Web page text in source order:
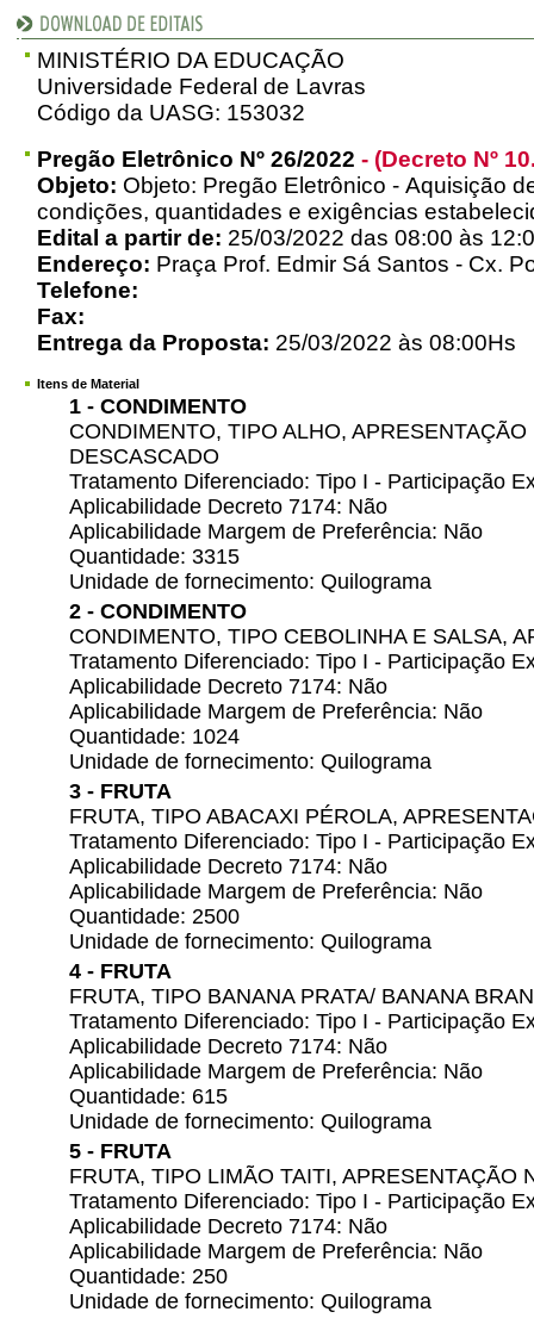
MINISTÉRIO DA EDUCAÇÃO
Universidade Federal de Lavras
Código da UASG: 153032
Pregão Eletrônico Nº 26/2022 - (Decreto Nº
Objeto: Objeto: Pregão Eletrônico - Aquisição
condições, quantidades e exigências
Edital a partir de: 25/03/2022 das 08:00 às
Endereço: Praça Prof. Edmir Sá Santos - Cx.
Telefone:
Fax:
Entrega da Proposta: 25/03/2022 às 08:00Hs
Itens de Material
1 - CONDIMENTO
CONDIMENTO, TIPO ALHO,
DESCASCADO
Tratamento Diferenciado: Tipo I - Participação
Aplicabilidade Decreto 7174: Não
Aplicabilidade Margem de Preferência: Não
Quantidade: 3315
Unidade de fornecimento: Quilograma
2 - CONDIMENTO
CONDIMENTO, TIPO CEBOLINHA E SALSA,
Tratamento Diferenciado: Tipo I - Participação
Aplicabilidade Decreto 7174: Não
Aplicabilidade Margem de Preferência: Não
Quantidade: 1024
Unidade de fornecimento: Quilograma
3 - FRUTA
FRUTA, TIPO ABACAXI PÉROLA,
Tratamento Diferenciado: Tipo I - Participação
Aplicabilidade Decreto 7174: Não
Aplicabilidade Margem de Preferência: Não
Quantidade: 2500
Unidade de fornecimento: Quilograma
4 - FRUTA
FRUTA, TIPO BANANA PRATA/ BANANA
Tratamento Diferenciado: Tipo I - Participação
Aplicabilidade Decreto 7174: Não
Aplicabilidade Margem de Preferência: Não
Quantidade: 615
Unidade de fornecimento: Quilograma
5 - FRUTA
FRUTA, TIPO LIMÃO TAITI, APRESENTAÇÃO
Tratamento Diferenciado: Tipo I - Participação
Aplicabilidade Decreto 7174: Não
Aplicabilidade Margem de Preferência: Não
Quantidade: 250
Unidade de fornecimento: Quilograma